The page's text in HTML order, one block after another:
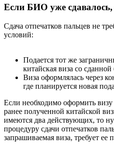
Если БИО уже сдавалось,
Сдача отпечатков пальцев не
условий:
Подается тот же
китайская виза со
Виза оформлялась через
где планируется новая
Если необходимо оформить визу
ранее полученной китайской
имеются два действующих, то
процедуру сдачи отпечатков
запрашиваемая виза, требует ее